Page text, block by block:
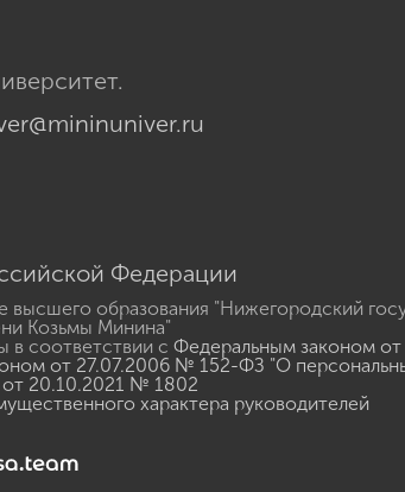
Федерации
образования "Нижегородский
Козьмы Минина"
соответствии с Федеральным законом
от 27.07.2006 № 152-ФЗ "О
20.10.2021 № 1802
характера руководителей